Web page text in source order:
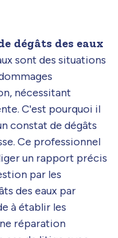
dégâts des eaux
sont des situations
nécessitant
C'est pourquoi il
constat de dégâts
Ce professionnel
un rapport précis
par les
des eaux par
à établir les
réparation